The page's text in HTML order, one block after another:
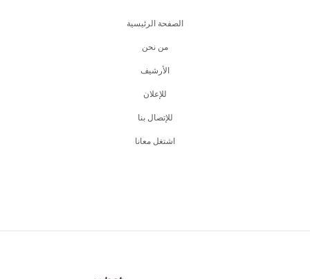
الصفحة الرئيسية
من نحن
اﻷرشيف
للإعلان
للإتصال بنا
اشتغل معانا